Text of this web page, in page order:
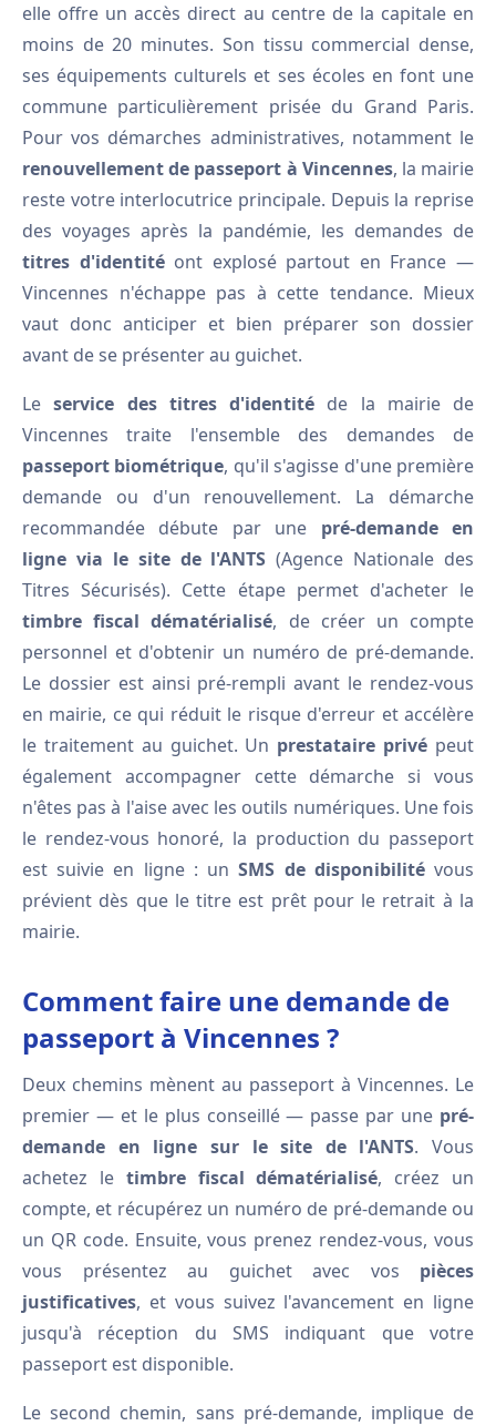
elle offre un accès direct au centre de la capitale en
moins de 20 minutes. Son tissu commercial dense,
ses équipements culturels et ses écoles en font une
commune particulièrement prisée du Grand Paris.
Pour vos démarches administratives, notamment le
renouvellement de passeport à Vincennes, la mairie
reste votre interlocutrice principale. Depuis la reprise
des voyages après la pandémie, les demandes de
titres d'identitéont explosé partout en France —
Vincennes n'échappe pas à cette tendance. Mieux
vaut donc anticiper et bien préparer son dossier
avant de se présenter au guichet.
Leservice des titres d'identité de la mairie de
Vincennes traite l'ensemble des demandes de
passeport biométrique, qu'il s'agisse d'une première
demande ou d'un renouvellement. La démarche
recommandée débute par une pré-demande en
ligne via le site de l'ANTS (Agence Nationale des
Titres Sécurisés). Cette étape permet d'acheter le
timbre fiscal dématérialisé, de créer un compte
personnel et d'obtenir un numéro de pré-demande.
Le dossier est ainsi pré-rempli avant le rendez-vous
en mairie, ce qui réduit le risque d'erreur et accélère
le traitement au guichet. Un prestataire privé peut
également accompagner cette démarche si vous
n'êtes pas à l'aise avec les outils numériques. Une fois
le rendez-vous honoré, la production du passeport
est suivie en ligne : unSMS de disponibilitévous
prévient dès que le titre est prêt pour le retrait à la
mairie.
Comment faire une demande de
passeport à Vincennes ?
Deux chemins mènent au passeport à Vincennes. Le
premier — et le plus conseillé — passe par une pré-
demande en ligne sur le site de l'ANTS. Vous
achetez le timbre fiscal dématérialisé, créez un
compte, et récupérez un numéro de pré-demande ou
un QR code. Ensuite, vous prenez rendez-vous, vous
vous présentez au guichet avec vos pièces
justificatives, et vous suivez l'avancement en ligne
jusqu'à réception du SMS indiquant que votre
passeport est disponible.
Le second chemin, sans pré-demande, implique de